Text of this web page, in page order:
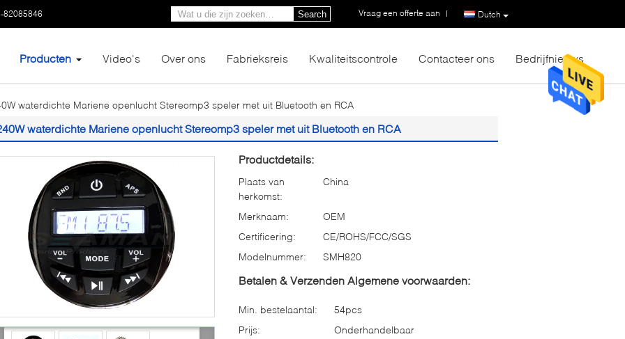
82085846 Dutch
Vraag een offerte aan |
Search
Producten Video's Over ons Fabrieksreis Kwaliteitscontrole Contacteer ons Bedrijfnieuws
waterdichte Mariene openlucht Stereomp3 speler met uit Bluetooth en RCA
waterdichte Mariene openlucht Stereomp3 speler met uit Bluetooth en RCA
Productdetails:
Plaats van
herkomst:
China
Merknaam:
OEM
Certificering:
CE/ROHS/FCC/SGS
Modelnummer:
SMH820
Betalen & Verzenden Algemene voorwaarden:
Min. bestelaantal:
54pcs
Prijs:
Onderhandelbaar